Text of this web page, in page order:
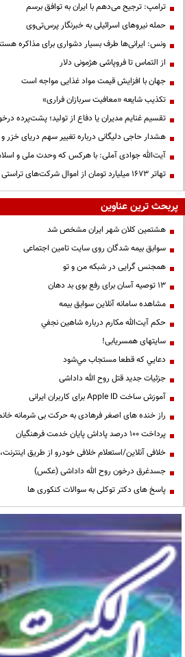
ترامپ: ترجیح می‌دهم با ایران به توافق برسم
حمله نیروهای اسرائیلی به خبرنگار پرس‌تی‌وی
ونس: ایرانی‌ها طرف بسیار دشواری برای مذاکره
از التماس تا فروپاشی هژمونی دلار
جهان با افزایش قیمت مواد غذایی مواجه است
تکذیب شایعه «معافیت سربازان فراری»
تقسیم غنایم مدیران یا دفاع از تولید؛ پشت‌پرده
هشدار حاجی دلیگانی درباره تغییر سهم دریای خزر و
آیت‌الله جوادی آملی: با هرکس که وحدت ملی و
تهاتر ۱۶۷۳ میلیارد تومان از اموال شرکت‌های تراستی
پربحث ترین عناوین
هشتمین کلان شهر ایران مشخص شد
سوابق بیمه شدگان روی سایت تامین اجتماعی
همجنس گرایی در شبکه من و تو
13 توصیه آسان برای رفع بوی بد دهان
مشاهده سامانه آنلاين سوابق بیمه
حكم آيت‌الله مكارم درباره شاهين نجفي
سایتهای همسریابی!
دعايي كه قطعا مستجاب مي‌شود
جزئیات جدید قتل روح الله داداشی
آموزش ساخت Apple ID برای کاربران ایرانی
راز خنده های اصغر فرهادی به حرکت بی شرمانه
پرداخت ۱۰۰ درصد پاداش پایان خدمت فرهنگیان
خلافی آنلاین/استعلام خلافی خودرو از طریق
جسدغرق درخون روح الله داداشی (عکس)
پاسخ های دکتر توکلی به سوالات کنکوری ها